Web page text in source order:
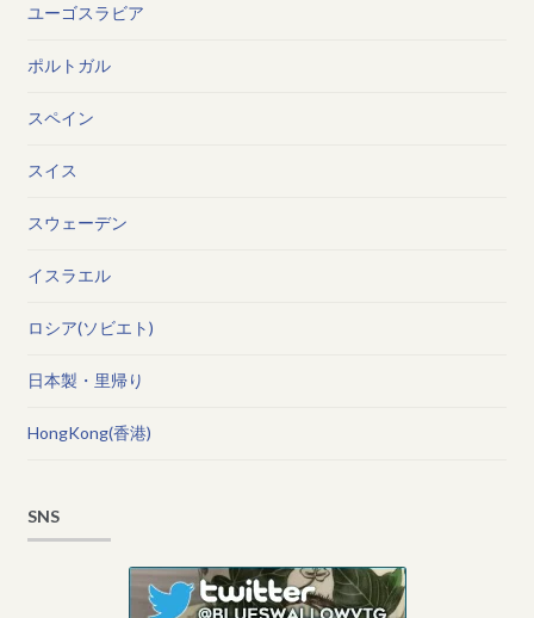
ユーゴスラビア
ポルトガル
スペイン
スイス
スウェーデン
イスラエル
ロシア(ソビエト)
日本製・里帰り
HongKong(香港)
SNS